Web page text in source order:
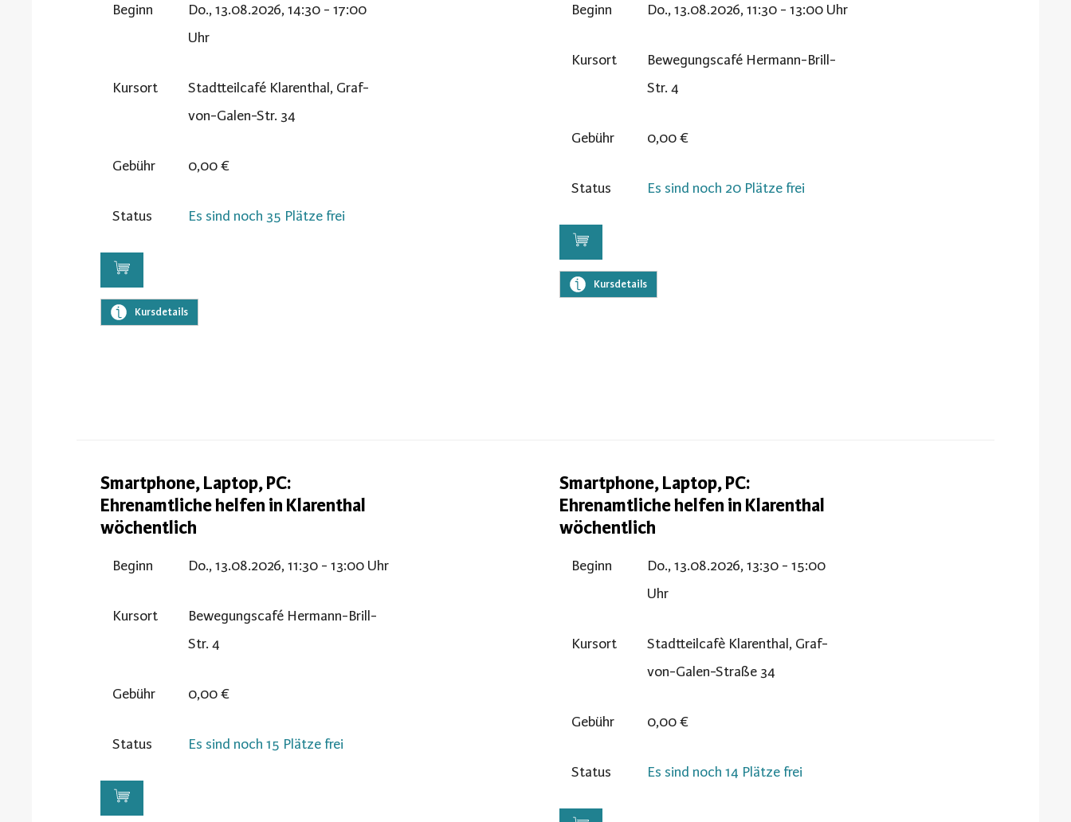
Beginn
Do., 13.08.2026, 14:30 - 17:00
Uhr
Kursort
Stadtteilcafé Klarenthal, Graf-
von-Galen-Str. 34
Gebühr 0,00 €
Status Es sind noch 35 Plätze frei
Kursdetails
Beginn Do., 13.08.2026, 11:30 - 13:00 Uhr
Kursort
Bewegungscafé Hermann-Brill-
Str. 4
Gebühr 0,00 €
Status Es sind noch 20 Plätze frei
Kursdetails
Smartphone, Laptop, PC:
Ehrenamtliche helfen in Klarenthal
wöchentlich
Beginn Do., 13.08.2026, 11:30 - 13:00 Uhr
Kursort
Bewegungscafé Hermann-Brill-
Str. 4
Gebühr 0,00 €
Status Es sind noch 15 Plätze frei
Smartphone, Laptop, PC:
Ehrenamtliche helfen in Klarenthal
wöchentlich
Beginn
Do., 13.08.2026, 13:30 - 15:00
Uhr
Kursort
Stadtteilcafè Klarenthal, Graf-
von-Galen-Straße 34
Gebühr 0,00 €
Status Es sind noch 14 Plätze frei